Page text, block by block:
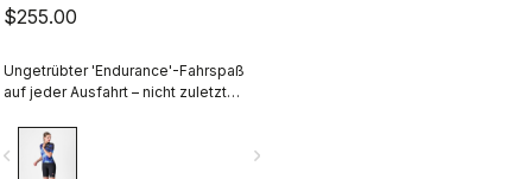
$255.00
Ungetrübter 'Endurance'-Fahrspaß
auf jeder Ausfahrt – nicht zuletzt
Sitzpolsters von Castelli.
navigate_next